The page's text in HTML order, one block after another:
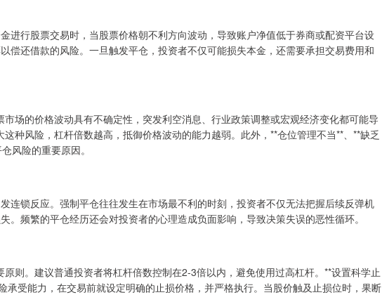
进行股票交易时，当股票价格朝不利方向波动，导致账户净值低于券商或配资平台设
偿还借款的风险。一旦触发平仓，投资者不仅可能损失本金，还需要承担交易费用和
场的价格波动具有不确定性，突发利空消息、行业政策调整或宏观经济变化都可能导
种风险，杠杆倍数越高，抵御价格波动的能力越弱。此外，**仓位管理不当**、**缺乏
风险的重要原因。
连锁反应。强制平仓往往发生在市场最不利的时刻，投资者不仅无法把握后续反弹机
。频繁的平仓经历还会对投资者的心理造成负面影响，导致决策失误的恶性循环。
则。建议普通投资者将杠杆倍数控制在2-3倍以内，避免使用过高杠杆。**设置科学止
承受能力，在交易前就设定明确的止损价格，并严格执行。当股价触及止损位时，果断